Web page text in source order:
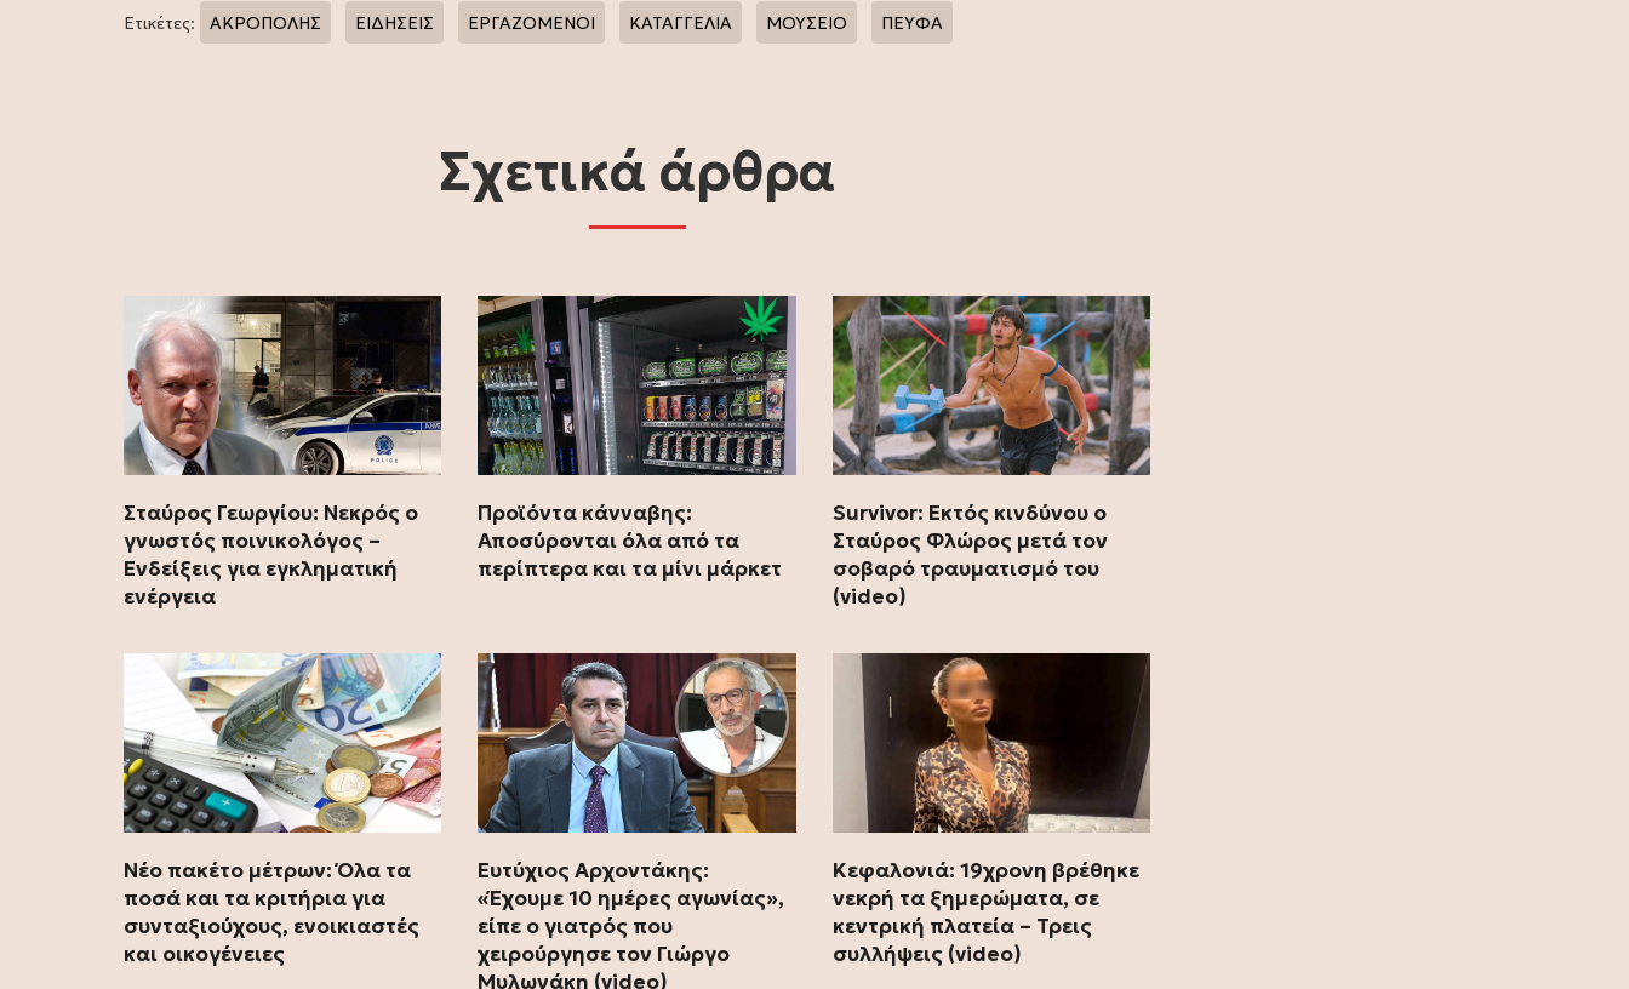
Ετικέτες: ΑΚΡΟΠΟΛΗΣ ΕΙΔΗΣΕΙΣ ΕΡΓΑΖΟΜΕΝΟΙ ΚΑΤΑΓΓΕΛΙΑ ΜΟΥΣΕΙΟ ΠΕΥΦΑ
Σχετικά άρθρα
Σταύρος Γεωργίου: Νεκρός ο
γνωστός ποινικολόγος –
Ενδείξεις για εγκληματική
ενέργεια
Προϊόντα κάνναβης:
Αποσύρονται όλα από τα
περίπτερα και τα μίνι μάρκετ
Survivor: Εκτός κινδύνου ο
Σταύρος Φλώρος μετά τον
σοβαρό τραυματισμό του
(video)
Νέο πακέτο μέτρων: Όλα τα
ποσά και τα κριτήρια για
συνταξιούχους, ενοικιαστές
και οικογένειες
Ευτύχιος Αρχοντάκης:
«Έχουμε 10 ημέρες αγωνίας»,
είπε ο γιατρός που
χειρούργησε τον Γιώργο
Μυλωνάκη (video)
Κεφαλονιά: 19χρονη βρέθηκε
νεκρή τα ξημερώματα, σε
κεντρική πλατεία – Τρεις
συλλήψεις (video)